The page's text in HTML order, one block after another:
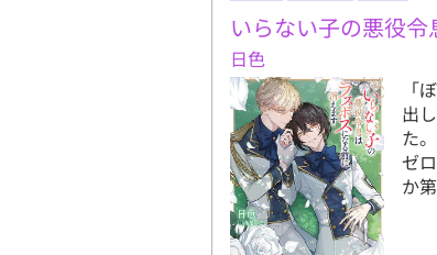
いらない子の悪役
日色
「
出
た
ゼ
か